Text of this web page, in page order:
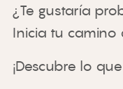
¿Te gustaría
Inicia tu camino
¡Descubre lo